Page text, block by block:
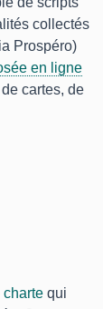
collectés
Prospéro)
en ligne
cartes, de
charte qui